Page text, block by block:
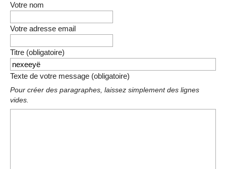
Votre nom
Votre adresse email
Titre (obligatoire)
Texte de votre message (obligatoire)
Pour créer des paragraphes, laissez simplement des lignes
vides.